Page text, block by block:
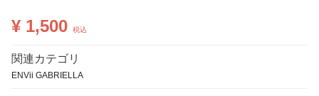
¥ 1,500 税込
関連カテゴリ
ENVii GABRIELLA